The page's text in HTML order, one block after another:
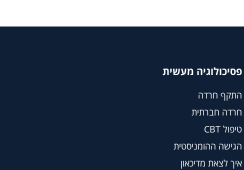
פסיכולוגיה מעשית
התקף חרדה
חרדה חברתית
טיפול CBT
הגישה ההומניסטית
איך לצאת מדיכאון